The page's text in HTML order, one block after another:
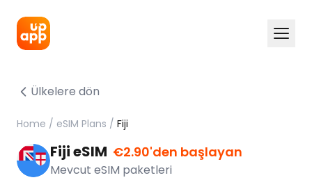
Ülkelere dön
Home / eSIM Plans / Fiji
Fiji eSIM €2.90'den başlayan
Mevcut eSIM paketleri